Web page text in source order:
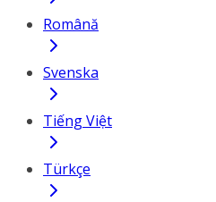
Română
Svenska
Tiếng Việt
Türkçe